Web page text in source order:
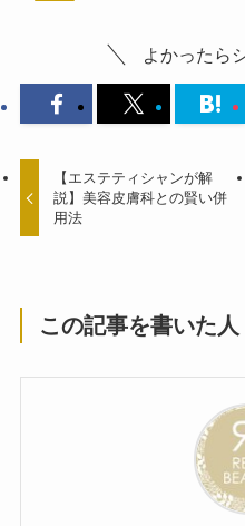
よかったら
【エステティシャンが解
説】美容皮膚科との賢い併
用法
この記事を書いた人